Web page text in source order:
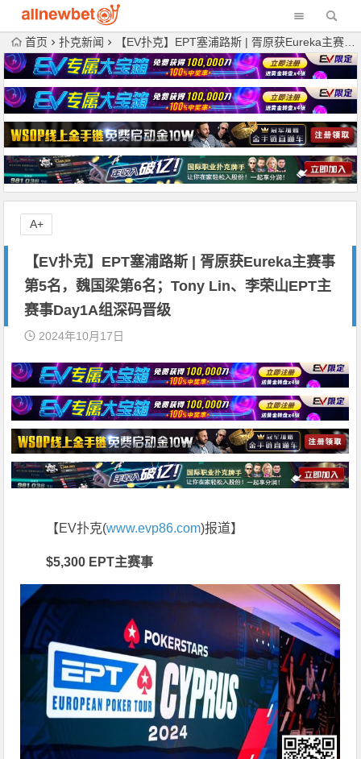
首页 扑克新闻 【EV扑克】EPT塞浦路斯 | 胥原获Eureka主赛事第5名，魏国梁第6名；Tony Lin、李荣山EPT主赛事Day1A组深码晋级
【EV扑克】EPT塞浦路斯 | 胥原获Eureka主赛事
第5名，魏国梁第6名；Tony Lin、李荣山EPT主
赛事Day1A组深码晋级
2024年10月17日
【EV扑克(www.evp86.com)报道】
$5,300 EPT主赛事
A+